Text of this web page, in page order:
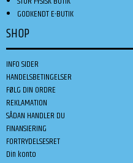
GODKENDT E-BUTIK
SHOP
INFO SIDER
HANDELSBETINGELSER
FØLG DIN ORDRE
REKLAMATION
SÅDAN HANDLER DU
FINANSIERING
FORTRYDELSESRET
Din konto